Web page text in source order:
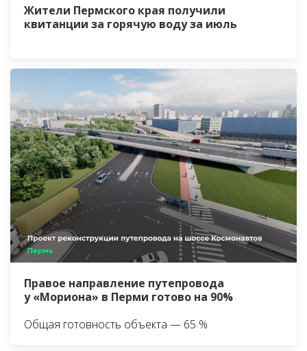
Жители Пермского края получили
квитанции за горячую воду за июль
Правое направление путепровода
у «Мориона» в Перми готово на 90%
Общая готовность объекта — 65 %